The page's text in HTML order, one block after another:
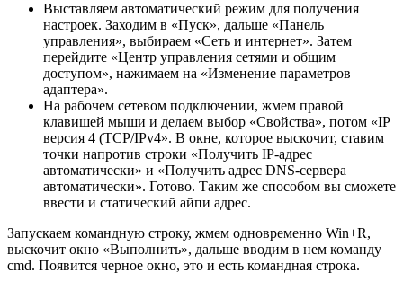
Выставляем автоматический режим для получения
настроек. Заходим в «Пуск», дальше «Панель
управления», выбираем «Сеть и интернет». Затем
перейдите «Центр управления сетями и общим
доступом», нажимаем на «Изменение параметров
адаптера».
На рабочем сетевом подключении, жмем правой
клавишей мыши и делаем выбор «Свойства», потом «IP
версия 4 (TCP/IPv4». В окне, которое выскочит, ставим
точки напротив строки «Получить IP-адрес
автоматически» и «Получить адрес DNS-сервера
автоматически». Готово. Таким же способом вы сможете
ввести и статический айпи адрес.
Запускаем командную строку, жмем одновременно Win+R,
выскочит окно «Выполнить», дальше вводим в нем команду
cmd. Появится черное окно, это и есть командная строка.